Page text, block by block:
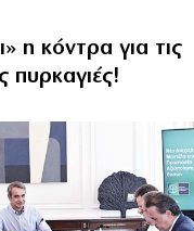
η κόντρα για τις
πυρκαγιές!